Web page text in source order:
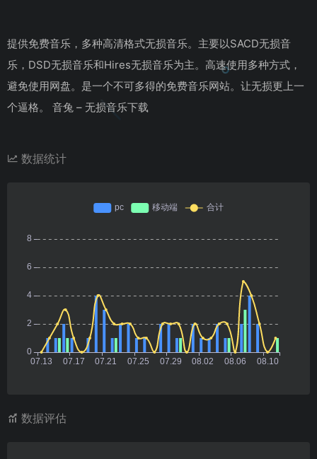
提供免费音乐，多种高清格式无损音乐。主要以SACD无损音
乐，DSD无损音乐和Hires无损音乐为主。高速使用多种方式，
避免使用网盘。是一个不可多得的免费音乐网站。让无损更上一
个逼格。 音兔 – 无损音乐下载
数据统计
数据评估